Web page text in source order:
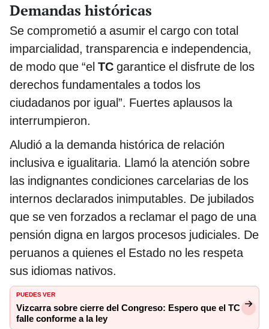
Demandas históricas
Se comprometió a asumir el cargo con total
imparcialidad, transparencia e independencia,
de modo que “el TC garantice el disfrute de los
derechos fundamentales a todos los
ciudadanos por igual”. Fuertes aplausos la
interrumpieron.
Aludió a la demanda histórica de relación
inclusiva e igualitaria. Llamó la atención sobre
las indignantes condiciones carcelarias de los
internos declarados inimputables. De jubilados
que se ven forzados a reclamar el pago de una
pensión digna en largos procesos judiciales. De
peruanos a quienes el Estado no les respeta
sus idiomas nativos.
PUEDES VER
Vizcarra sobre cierre del Congreso: Espero que el TC
falle conforme a la ley